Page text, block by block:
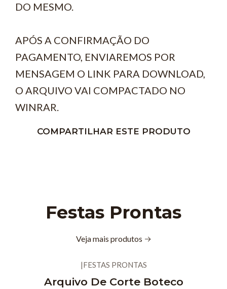
DO MESMO.
APÓS A CONFIRMAÇÃO DO
PAGAMENTO, ENVIAREMOS POR
MENSAGEM O LINK PARA DOWNLOAD,
O ARQUIVO VAI COMPACTADO NO
WINRAR.
COMPARTILHAR ESTE PRODUTO
Festas Prontas
Veja mais produtos
|FESTAS PRONTAS
Arquivo De Corte Boteco